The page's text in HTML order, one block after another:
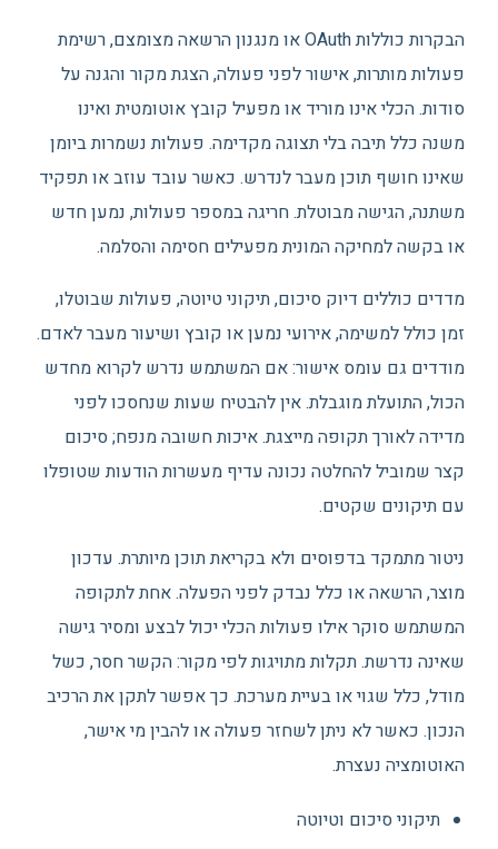
הבקרות כוללות OAuth או מנגנון הרשאה מצומצם, רשימת
פעולות מותרות, אישור לפני פעולה, הצגת מקור והגנה על
סודות. הכלי אינו מוריד או מפעיל קובץ אוטומטית ואינו
משנה כלל תיבה בלי תצוגה מקדימה. פעולות נשמרות ביומן
שאינו חושף תוכן מעבר לנדרש. כאשר עובד עוזב או תפקיד
משתנה, הגישה מבוטלת. חריגה במספר פעולות, נמען חדש
או בקשה למחיקה המונית מפעילים חסימה והסלמה.
מדדים כוללים דיוק סיכום, תיקוני טיוטה, פעולות שבוטלו,
זמן כולל למשימה, אירועי נמען או קובץ ושיעור מעבר לאדם.
מודדים גם עומס אישור: אם המשתמש נדרש לקרוא מחדש
הכול, התועלת מוגבלת. אין להבטיח שעות שנחסכו לפני
מדידה לאורך תקופה מייצגת. איכות חשובה מנפח; סיכום
קצר שמוביל להחלטה נכונה עדיף מעשרות הודעות שטופלו
עם תיקונים שקטים.
ניטור מתמקד בדפוסים ולא בקריאת תוכן מיותרת. עדכון
מוצר, הרשאה או כלל נבדק לפני הפעלה. אחת לתקופה
המשתמש סוקר אילו פעולות הכלי יכול לבצע ומסיר גישה
שאינה נדרשת. תקלות מתויגות לפי מקור: הקשר חסר, כשל
מודל, כלל שגוי או בעיית מערכת. כך אפשר לתקן את הרכיב
הנכון. כאשר לא ניתן לשחזר פעולה או להבין מי אישר,
האוטומציה נעצרת.
תיקוני סיכום וטיוטה